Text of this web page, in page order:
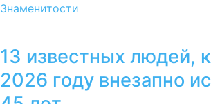
Знаменитости
13 известных людей,
2026 году внезапно